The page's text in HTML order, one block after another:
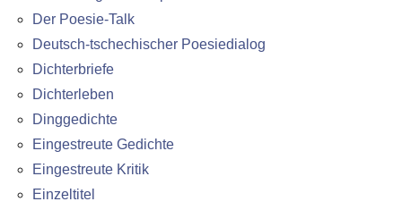
Der Poesie-Talk
Deutsch-tschechischer Poesiedialog
Dichterbriefe
Dichterleben
Dinggedichte
Eingestreute Gedichte
Eingestreute Kritik
Einzeltitel